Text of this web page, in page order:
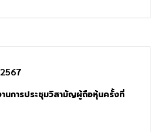
นการประชุมวิสามัญผู้ถือหุ้นครั้งที่